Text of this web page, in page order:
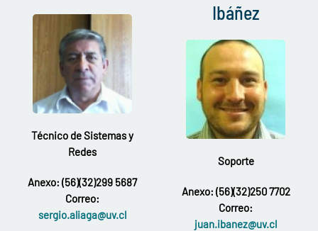
Técnico de Sistemas y
Redes
Anexo: (56)(32)299 5687
Correo:
sergio.aliaga@uv.cl
Ibáñez
Soporte
Anexo: (56)(32)250 7702
Correo:
juan.ibanez@uv.cl